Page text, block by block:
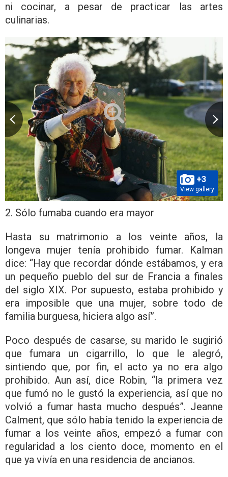
ni cocinar, a pesar de practicar las artes
culinarias.
+3
View gallery
2. Sólo fumaba cuando era mayor
Hasta su matrimonio a los veinte años, la
longeva mujer tenía prohibido fumar. Kalman
dice: “Hay que recordar dónde estábamos, y era
un pequeño pueblo del sur de Francia a finales
del siglo XIX. Por supuesto, estaba prohibido y
era imposible que una mujer, sobre todo de
familia burguesa, hiciera algo así”.
Poco después de casarse, su marido le sugirió
que fumara un cigarrillo, lo que le alegró,
sintiendo que, por fin, el acto ya no era algo
prohibido. Aun así, dice Robin, “la primera vez
que fumó no le gustó la experiencia, así que no
volvió a fumar hasta mucho después”. Jeanne
Calment, que sólo había tenido la experiencia de
fumar a los veinte años, empezó a fumar con
regularidad a los ciento doce, momento en el
que ya vivía en una residencia de ancianos.